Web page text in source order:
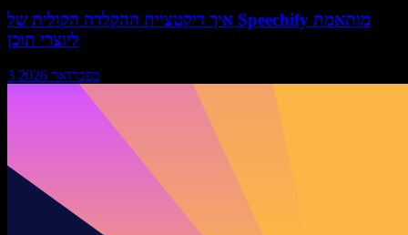
איך דיקטציית ההקלדה הקולית של Speechify מותאמת
ליוצרי תוכן
3 בפברואר 2026